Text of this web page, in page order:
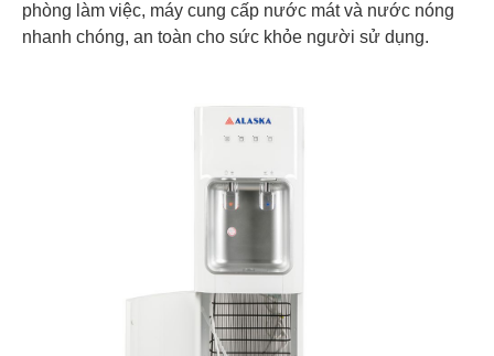
phòng làm việc, máy cung cấp nước mát và nước nóng
nhanh chóng, an toàn cho sức khỏe người sử dụng.